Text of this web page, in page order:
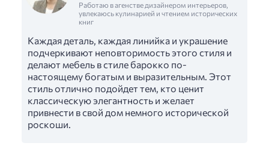
Работаю в агенстве дизайнером интерьеров,
увлекаюсь кулинарией и чтением исторических
книг
Каждая деталь, каждая линийка и украшение
подчеркивают неповторимость этого стиля и
делают мебель в стиле барокко по-
настоящему богатым и выразительным. Этот
стиль отлично подойдет тем, кто ценит
классическую элегантность и желает
привнести в свой дом немного исторической
роскоши.